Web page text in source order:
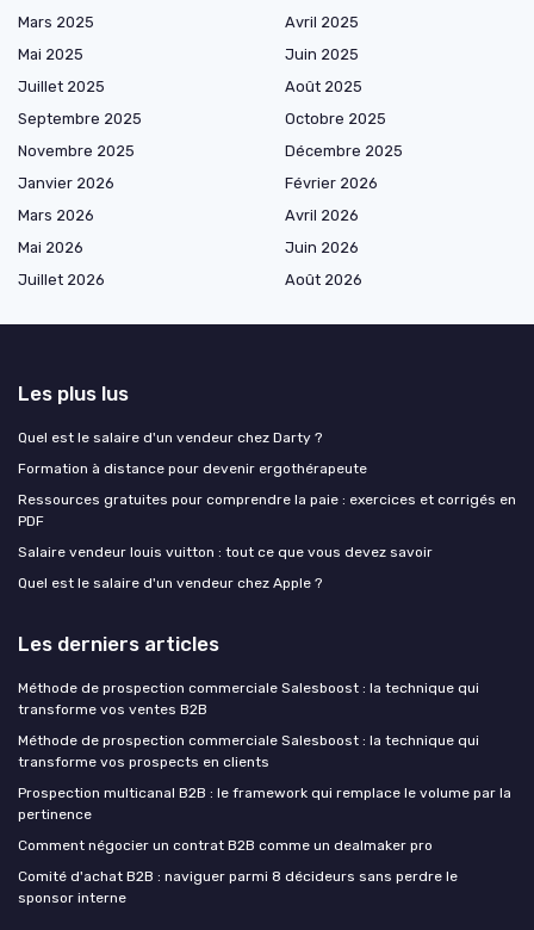
Mars 2025
Avril 2025
Mai 2025
Juin 2025
Juillet 2025
Août 2025
Septembre 2025
Octobre 2025
Novembre 2025
Décembre 2025
Janvier 2026
Février 2026
Mars 2026
Avril 2026
Mai 2026
Juin 2026
Juillet 2026
Août 2026
Les plus lus
Quel est le salaire d'un vendeur chez Darty ?
Formation à distance pour devenir ergothérapeute
Ressources gratuites pour comprendre la paie : exercices et corrigés en
PDF
Salaire vendeur louis vuitton : tout ce que vous devez savoir
Quel est le salaire d'un vendeur chez Apple ?
Les derniers articles
Méthode de prospection commerciale Salesboost : la technique qui
transforme vos ventes B2B
Méthode de prospection commerciale Salesboost : la technique qui
transforme vos prospects en clients
Prospection multicanal B2B : le framework qui remplace le volume par la
pertinence
Comment négocier un contrat B2B comme un dealmaker pro
Comité d'achat B2B : naviguer parmi 8 décideurs sans perdre le
sponsor interne